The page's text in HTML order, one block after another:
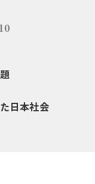
日本社会